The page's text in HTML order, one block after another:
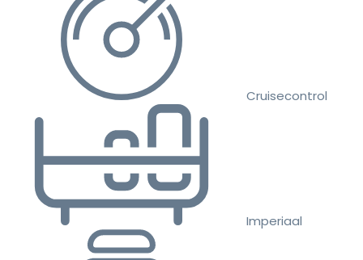
Cruisecontrol
Imperiaal